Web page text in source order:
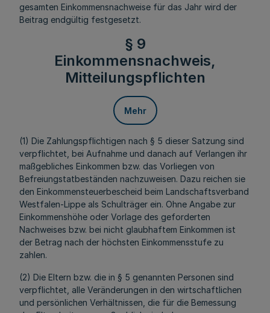
gesamten Einkommensnachweise für das Jahr wird der
Beitrag endgültig festgesetzt.
§ 9
Einkommensnachweis,
Mitteilungspflichten
Mehr
(1) Die Zahlungspflichtigen nach § 5 dieser Satzung sind
verpflichtet, bei Aufnahme und danach auf Verlangen ihr
maßgebliches Einkommen bzw. das Vorliegen von
Befreiungstatbeständen nachzuweisen. Dazu reichen sie
den Einkommensteuerbescheid beim Landschaftsverband
Westfalen-Lippe als Schulträger ein. Ohne Angabe zur
Einkommenshöhe oder Vorlage des geforderten
Nachweises bzw. bei nicht glaubhaftem Einkommen ist
der Betrag nach der höchsten Einkommensstufe zu
zahlen.
(2) Die Eltern bzw. die in § 5 genannten Personen sind
verpflichtet, alle Veränderungen in den wirtschaftlichen
und persönlichen Verhältnissen, die für die Bemessung